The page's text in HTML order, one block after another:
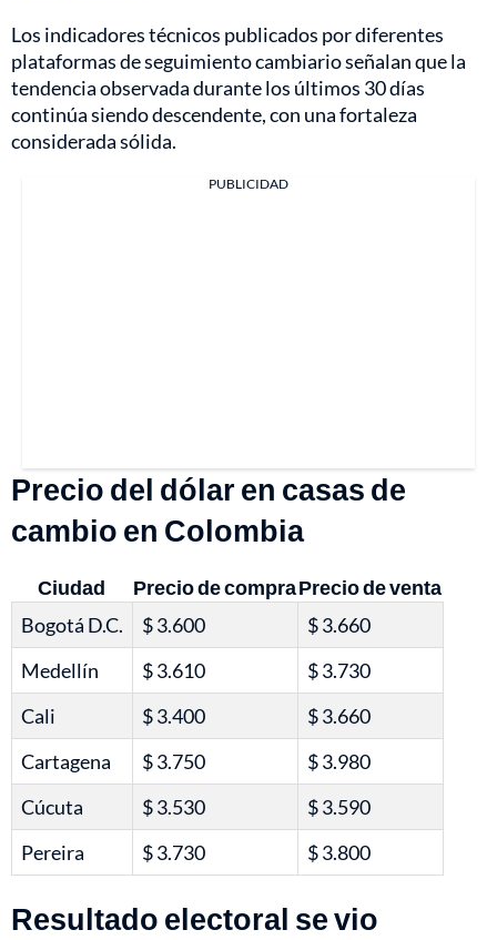
Los indicadores técnicos publicados por diferentes
plataformas de seguimiento cambiario señalan que la
tendencia observada durante los últimos 30 días
continúa siendo descendente, con una fortaleza
considerada sólida.
PUBLICIDAD
Precio del dólar en casas de
cambio en Colombia
Ciudad Precio de compraPrecio de venta
Bogotá D.C.
$ 3.600
$ 3.660
Medellín
$ 3.610
$ 3.730
Cali
$ 3.400
$ 3.660
Cartagena
$ 3.750
$ 3.980
Cúcuta
$ 3.530
$ 3.590
Pereira
$ 3.730 $ 3.800
Resultado electoral se vio